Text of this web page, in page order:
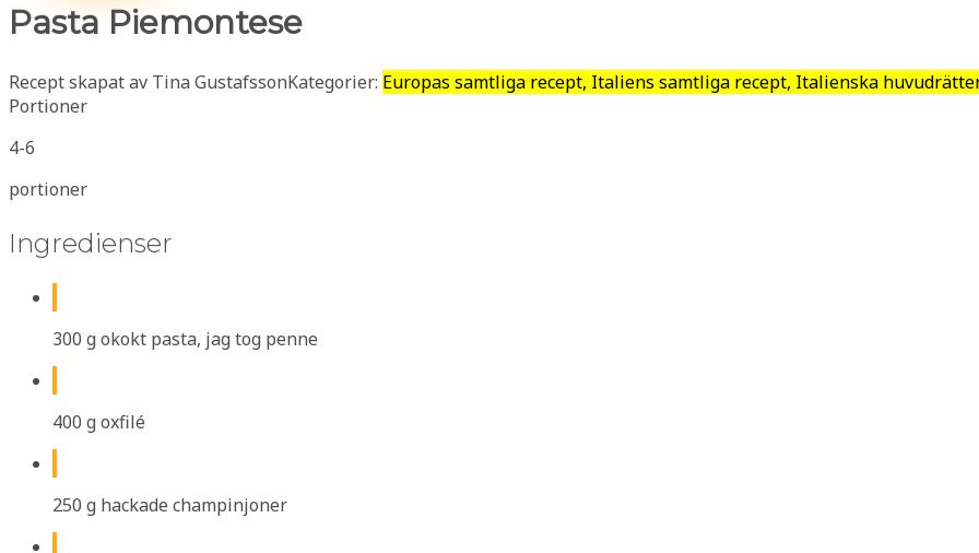
Pasta Piemontese
Recept skapat av Tina GustafssonKategorier: Europas samtliga recept, Italiens samtliga recept, Italienska
Portioner
4-6
portioner
Ingredienser
300 g okokt pasta, jag tog penne
400 g oxfilé
250 g hackade champinjoner